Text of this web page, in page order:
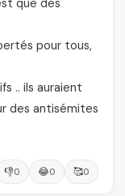
pour tous,
.. ils auraient
des antisémites
👎0 😂0 🥰0